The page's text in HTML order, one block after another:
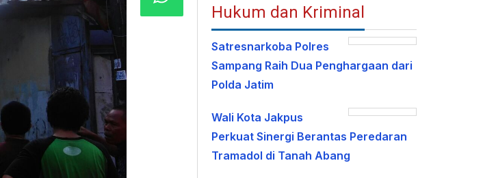
Hukum dan Kriminal
Satresnarkoba Polres
Sampang Raih Dua Penghargaan dari
Polda Jatim
Wali Kota Jakpus
Perkuat Sinergi Berantas Peredaran
Tramadol di Tanah Abang